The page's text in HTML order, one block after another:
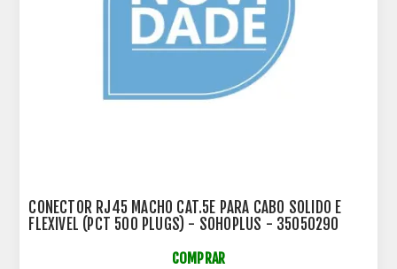
CONECTOR RJ45 MACHO CAT.5E PARA CABO SOLIDO E
FLEXIVEL (PCT 500 PLUGS) - SOHOPLUS - 35050290
COMPRAR